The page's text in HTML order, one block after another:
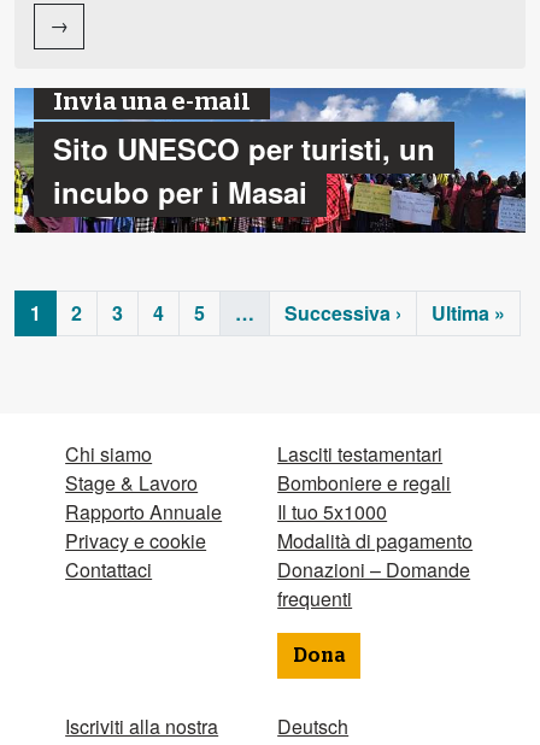
→
Invia una e-mail
Sito UNESCO per turisti, un
incubo per i Masai
1 2 3 4 5 … Successiva › Ultima »
Chi siamo
Stage & Lavoro
Rapporto Annuale
Privacy e cookie
Contattaci
Iscriviti alla nostra
Lasciti testamentari
Bomboniere e regali
Il tuo 5x1000
Modalità di pagamento
Donazioni – Domande
frequenti
Dona
Deutsch